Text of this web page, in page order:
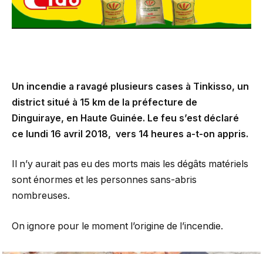
Un incendie a ravagé plusieurs cases à Tinkisso, un
district situé à 15 km de la préfecture de
Dinguiraye, en Haute Guinée. Le feu s’est déclaré
ce lundi 16 avril 2018, vers 14 heures a-t-on appris.
Il n’y aurait pas eu des morts mais les dégâts matériels
sont énormes et les personnes sans-abris
nombreuses.
On ignore pour le moment l’origine de l’incendie.